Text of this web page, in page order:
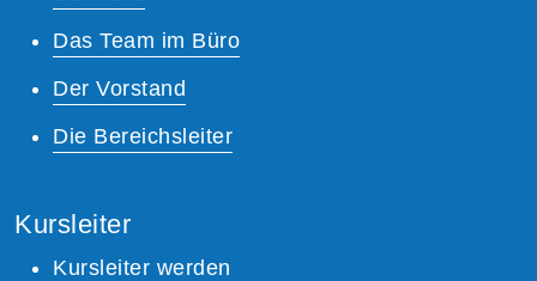
Das Team im Büro
Der Vorstand
Die Bereichsleiter
Kursleiter
Kursleiter werden